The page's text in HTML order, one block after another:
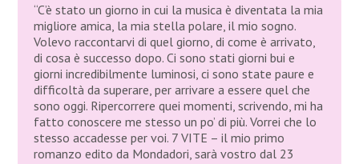
“C’è stato un giorno in cui la musica è diventata la mia
migliore amica, la mia stella polare, il mio sogno.
Volevo raccontarvi di quel giorno, di come è arrivato,
di cosa è successo dopo. Ci sono stati giorni bui e
giorni incredibilmente luminosi, ci sono state paure e
difficoltà da superare, per arrivare a essere quel che
sono oggi. Ripercorrere quei momenti, scrivendo, mi ha
fatto conoscere me stesso un po’ di più. Vorrei che lo
stesso accadesse per voi. 7 VITE – il mio primo
romanzo edito da Mondadori, sarà vostro dal 23